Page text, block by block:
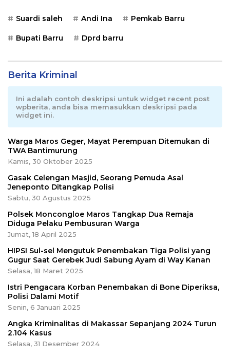
Suardi saleh Andi Ina Pemkab Barru
Bupati Barru Dprd barru
Berita Kriminal
Ini adalah contoh deskripsi untuk widget recent post
wpberita, anda bisa memasukkan deskripsi pada
widget ini.
Warga Maros Geger, Mayat Perempuan Ditemukan di
TWA Bantimurung
Kamis, 30 Oktober 2025
Gasak Celengan Masjid, Seorang Pemuda Asal
Jeneponto Ditangkap Polisi
Sabtu, 30 Agustus 2025
Polsek Moncongloe Maros Tangkap Dua Remaja
Diduga Pelaku Pembusuran Warga
Jumat, 18 April 2025
HIPSI Sul-sel Mengutuk Penembakan Tiga Polisi yang
Gugur Saat Gerebek Judi Sabung Ayam di Way Kanan
Selasa, 18 Maret 2025
Istri Pengacara Korban Penembakan di Bone Diperiksa,
Polisi Dalami Motif
Senin, 6 Januari 2025
Angka Kriminalitas di Makassar Sepanjang 2024 Turun
2.104 Kasus
Selasa, 31 Desember 2024